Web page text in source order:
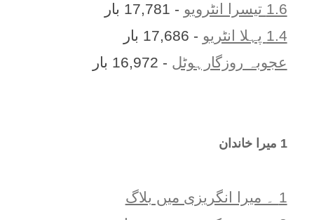
1.6 تیسرا انٹرویو
- 17,781 بار
1.4 پہلا انٹریو
- 17,686 بار
عجوبہ روزگارہوٹل - 16,972 بار
1 ميرا خاندان
1 ۔ ميرا انگريزی ميں بلاگ